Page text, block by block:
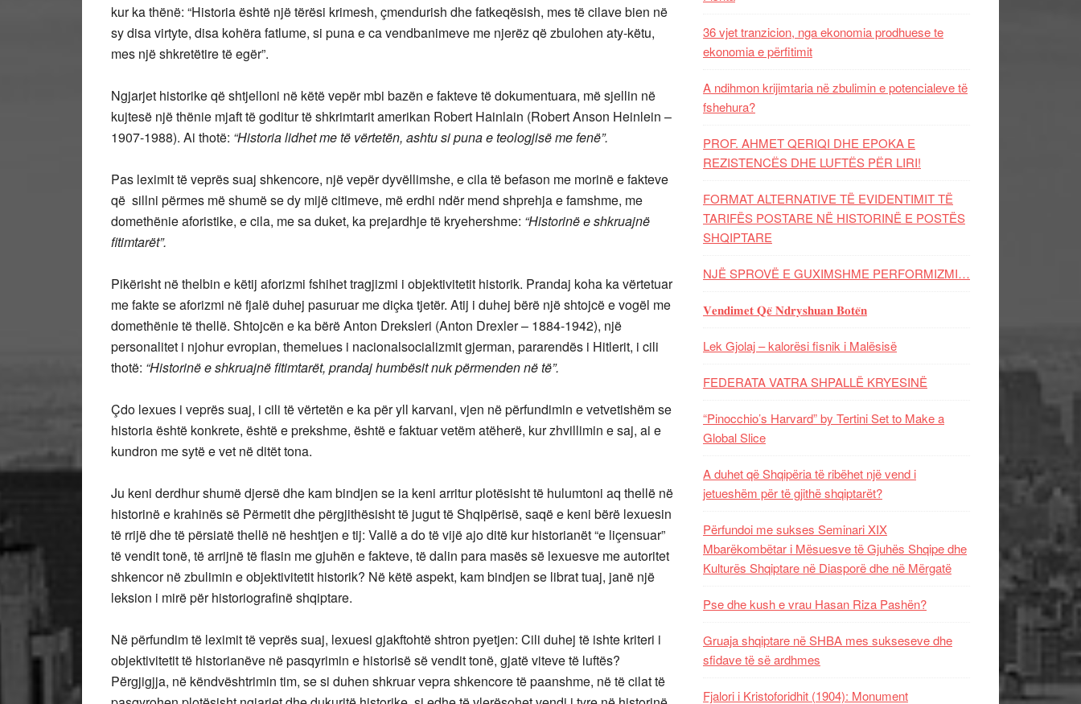
kur ka thënë: “Historia është një tërësi krimesh, çmendurish dhe fatkeqësish, mes të cilave bien në
sy disa virtyte, disa kohëra fatlume, si puna e ca vendbanimeve me njerëz që zbulohen aty-këtu,
mes një shkretëtire të egër”.
Ngjarjet historike që shtjelloni në këtë vepër mbi bazën e fakteve të dokumentuara, më sjellin në
kujtesë një thënie mjaft të goditur të shkrimtarit amerikan Robert Hainlain (Robert Anson Heinlein –
1907-1988). Ai thotë: “Historia lidhet me të vërtetën, ashtu si puna e teologjisë me fenë”.
Pas leximit të veprës suaj shkencore, një vepër dyvëllimshe, e cila të befason me morinë e fakteve
që sillni përmes më shumë se dy mijë citimeve, më erdhi ndër mend shprehja e famshme, me
domethënie aforistike, e cila, me sa duket, ka prejardhje të kryehershme: “Historinë e shkruajnë
fitimtarët”.
Pikërisht në thelbin e këtij aforizmi fshihet tragjizmi i objektivitetit historik. Prandaj koha ka vërtetuar
me fakte se aforizmi në fjalë duhej pasuruar me diçka tjetër. Atij i duhej bërë një shtojcë e vogël me
domethënie të thellë. Shtojcën e ka bërë Anton Dreksleri (Anton Drexler – 1884-1942), një
personalitet i njohur evropian, themelues i nacionalsocializmit gjerman, pararendës i Hitlerit, i cili
thotë: “Historinë e shkruajnë fitimtarët, prandaj humbësit nuk përmenden në të”.
Çdo lexues i veprës suaj, i cili të vërtetën e ka për yll karvani, vjen në përfundimin e vetvetishëm se
historia është konkrete, është e prekshme, është e faktuar vetëm atëherë, kur zhvillimin e saj, ai e
kundron me sytë e vet në ditët tona.
Ju keni derdhur shumë djersë dhe kam bindjen se ia keni arritur plotësisht të hulumtoni aq thellë në
historinë e krahinës së Përmetit dhe përgjithësisht të jugut të Shqipërisë, saqë e keni bërë lexuesin
të rrijë dhe të përsiatë thellë në heshtjen e tij: Vallë a do të vijë ajo ditë kur historianët “e liçensuar”
të vendit tonë, të arrijnë të flasin me gjuhën e fakteve, të dalin para masës së lexuesve me autoritet
shkencor në zbulimin e objektivitetit historik? Në këtë aspekt, kam bindjen se librat tuaj, janë një
leksion i mirë për historiografinë shqiptare.
Në përfundim të leximit të veprës suaj, lexuesi gjakftohtë shtron pyetjen: Cili duhej të ishte kriteri i
objektivitetit të historianëve në pasqyrimin e historisë së vendit tonë, gjatë viteve të luftës?
Përgjigjja, në këndvështrimin tim, se si duhen shkruar vepra shkencore të paanshme, në të cilat të
36 vjet tranzicion, nga ekonomia prodhuese te
ekonomia e përfitimit
A ndihmon krijimtaria në zbulimin e potencialeve të
fshehura?
PROF. AHMET QERIQI DHE EPOKA E
REZISTENCЁS DHE LUFTЁS PЁR LIRI!
FORMAT ALTERNATIVE TË EVIDENTIMIT TË
TARIFËS POSTARE NË HISTORINË E POSTËS
SHQIPTARE
NJË SPROVË E GUXIMSHME PERFORMIZMI…
𝐕𝐞𝐧𝐝𝐢𝐦𝐞𝐭 𝐐𝐞̈ 𝐍𝐝𝐫𝐲𝐬𝐡𝐮𝐚𝐧 𝐁𝐨𝐭𝐞̈𝐧
Lek Gjolaj – kalorësi fisnik i Malësisë
FEDERATA VATRA SHPALLË KRYESINË
“Pinocchio’s Harvard” by Tertini Set to Make a
Global Slice
A duhet që Shqipëria të ribëhet një vend i
jetueshëm për të gjithë shqiptarët?
Përfundoi me sukses Seminari XIX
Mbarëkombëtar i Mësuesve të Gjuhës Shqipe dhe
Kulturës Shqiptare në Diasporë dhe në Mërgatë
Pse dhe kush e vrau Hasan Riza Pashën?
Gruaja shqiptare në SHBA mes sukseseve dhe
sfidave të së ardhmes
Fjalori i Kristoforidhit (1904): Monument